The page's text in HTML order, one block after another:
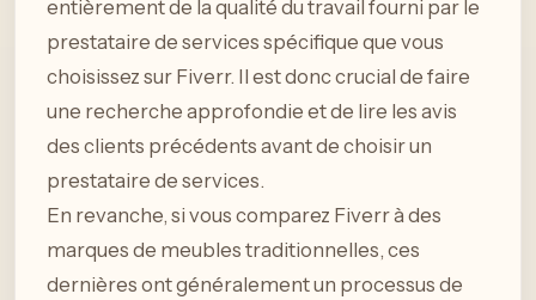
entièrement de la qualité du travail fourni par le
prestataire de services spécifique que vous
choisissez sur Fiverr. Il est donc crucial de faire
une recherche approfondie et de lire les avis
des clients précédents avant de choisir un
prestataire de services.
En revanche, si vous comparez Fiverr à des
marques de meubles traditionnelles, ces
dernières ont généralement un processus de